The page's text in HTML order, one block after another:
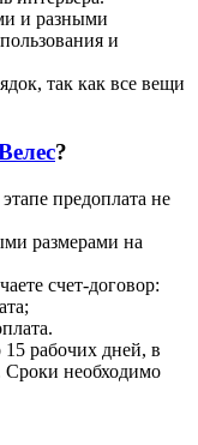
и разными
и
так как все вещи
?
предоплата не
размерами на
счет-договор:
15 рабочих дней, в
Сроки необходимо